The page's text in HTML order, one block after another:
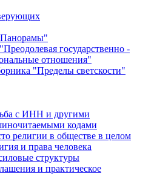
государственно -
отношения"
"Пределы светскости"
с ИНН и другими
кодами
религии в обществе в целом
и права человека
структуры
и практическое